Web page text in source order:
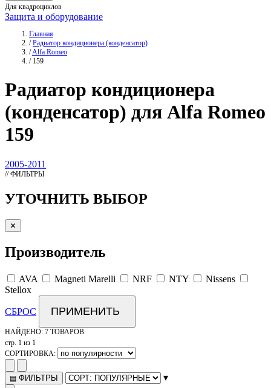
Для квадроциклов
Защита и оборудование
Главная
/ Радиатор кондиционера (конденсатор)
/Alfa Romeo
/ 159
Радиатор кондиционера
(конденсатор) для Alfa Romeo
159
2005-2011
// ФИЛЬТРЫ
УТОЧНИТЬ ВЫБОР
✕
Производитель
AVA Magneti Marelli NRF NTY
Nissens
Stellox
СБРОС ПРИМЕНИТЬ
НАЙДЕНО: 7 ТОВАРОВ
стр. 1 из 1
СОРТИРОВКА:
▤ ФИЛЬТРЫ ▾